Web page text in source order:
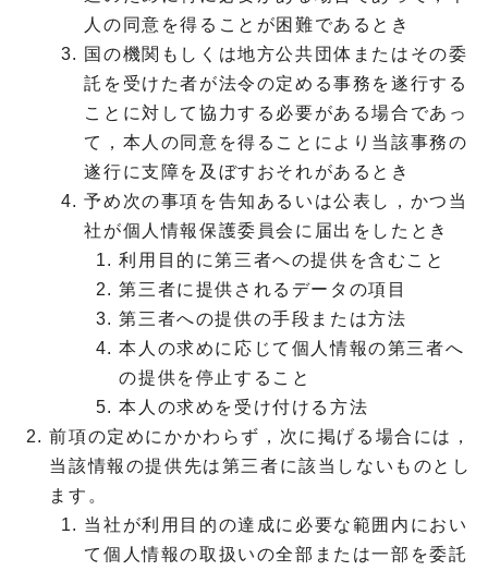
人の同意を得ることが困難であるとき
国の機関もしくは地方公共団体またはその委
託を受けた者が法令の定める事務を遂行する
ことに対して協力する必要がある場合であっ
て，本人の同意を得ることにより当該事務の
遂行に支障を及ぼすおそれがあるとき
予め次の事項を告知あるいは公表し，かつ当
社が個人情報保護委員会に届出をしたとき
利用目的に第三者への提供を含むこと
第三者に提供されるデータの項目
第三者への提供の手段または方法
本人の求めに応じて個人情報の第三者へ
の提供を停止すること
本人の求めを受け付ける方法
前項の定めにかかわらず，次に掲げる場合には，
当該情報の提供先は第三者に該当しないものとし
ます。
当社が利用目的の達成に必要な範囲内におい
て個人情報の取扱いの全部または一部を委託